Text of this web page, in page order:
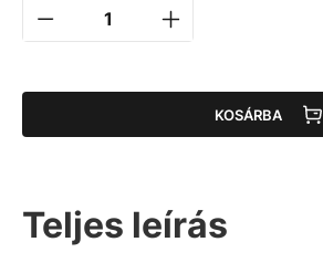
KOSÁRBA
Teljes leírás